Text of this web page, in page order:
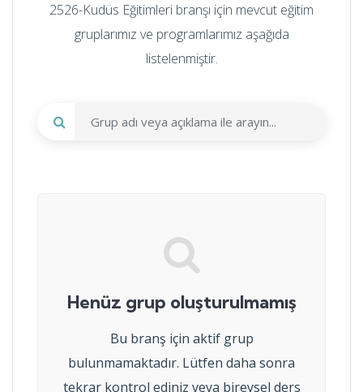
2526-Kudüs Eğitimleri branşı için mevcut eğitim
gruplarımız ve programlarımız aşağıda
listelenmiştir.
Henüz grup oluşturulmamış
Bu branş için aktif grup
bulunmamaktadır. Lütfen daha sonra
tekrar kontrol ediniz veya bireysel ders